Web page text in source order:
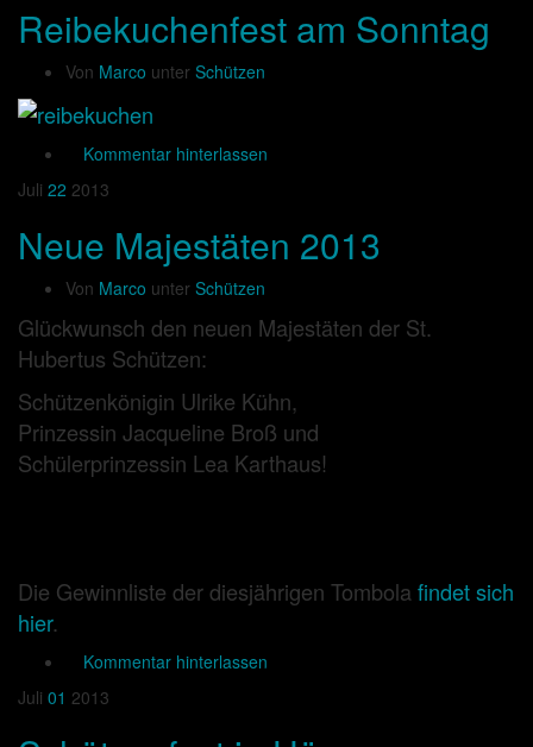
Reibekuchenfest am Sonntag
Von Marco unter Schützen
Kommentar hinterlassen
Juli 22 2013
Neue Majestäten 2013
Von Marco unter Schützen
Glückwunsch den neuen Majestäten der St.
Hubertus Schützen:
Schützenkönigin Ulrike Kühn,
Prinzessin Jacqueline Broß und
Schülerprinzessin Lea Karthaus!
Die Gewinnliste der diesjährigen Tombola findet sich
hier.
Kommentar hinterlassen
Juli 01 2013